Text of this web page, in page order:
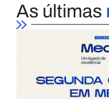
As últimas